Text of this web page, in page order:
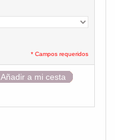
* Campos requeridos
Añadir a mi cesta